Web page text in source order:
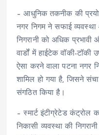
– आधुनिक तकनीक की प्रयोग
नगर निगम ने सफाई
निगरानी को अधिक
वार्डों में हाईटेक वॉकी-
ऐसा करने वाला पटना नगर
शामिल हो गया है, जिसने
संगठित किया है।
– स्मार्ट इंटीग्रेटेड
निकासी व्यवस्था की